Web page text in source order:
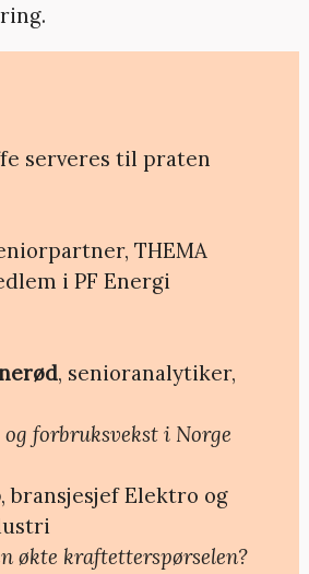
serveres til praten
THEMA
i PF Energi
, senioranalytiker,
forbruksvekst i Norge
, bransjesjef Elektro og
økte kraftetterspørselen?